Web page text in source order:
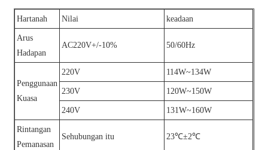
Hartanah Nilai keadaan
Arus
Hadapan
AC220V+/-10% 50/60Hz
Penggunaan
Kuasa
220V 114W~134W
230V 120W~150W
240V 131W~160W
Rintangan
Pemanasan
Sehubungan itu 23℃±2℃